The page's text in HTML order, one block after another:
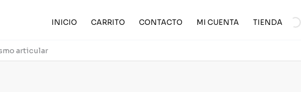
INICIO CARRITO CONTACTO MI CUENTA TIENDA
articular